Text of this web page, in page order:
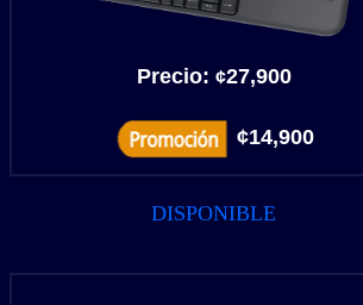
Precio: ¢27,900
¢14,900
DISPONIBLE